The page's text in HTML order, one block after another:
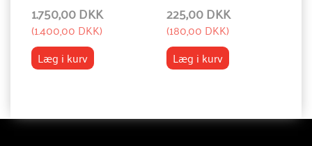
1.750,00 DKK
(1.400,00 DKK)
Læg i kurv
225,00 DKK
(180,00 DKK)
Læg i kurv